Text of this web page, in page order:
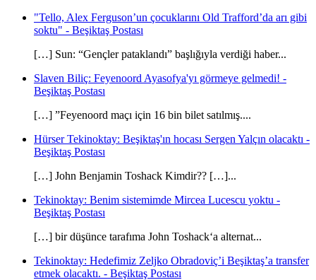
"Tello, Alex Ferguson’un çocuklarını Old Trafford’da arı gibi
soktu" - Beşiktaş Postası
[…] Sun: “Gençler pataklandı” başlığıyla verdiği haber...
Slaven Biliç: Feyenoord Ayasofya'yı görmeye gelmedi! -
Beşiktaş Postası
[…] ”Feyenoord maçı için 16 bin bilet satılmış....
Hürser Tekinoktay: Beşiktaş'ın hocası Sergen Yalçın olacaktı -
Beşiktaş Postası
[…] John Benjamin Toshack Kimdir?? […]...
Tekinoktay: Benim sistemimde Mircea Lucescu yoktu -
Beşiktaş Postası
[…] bir düşünce tarafıma John Toshack‘a alternat...
Tekinoktay: Hedefimiz Zeljko Obradoviç’i Beşiktaş’a transfer
etmek olacaktı. - Beşiktaş Postası